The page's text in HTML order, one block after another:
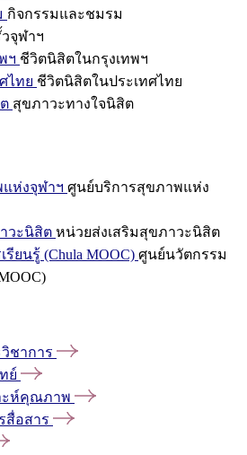
กิจกรรมและชมรม
จุฬาฯ
ฯ ชีวิตนิสิตในกรุงเทพฯ
ไทย ชีวิตนิสิตในประเทศไทย
สุขภาวะทางใจนิสิต
ห่งจุฬาฯ ศูนย์บริการสุขภาพแห่ง
วะนิสิต หน่วยส่งเสริมสุขภาวะนิสิต
ยนรู้ (Chula MOOC) ศูนย์นวัตกรรม
ชาการ
ย์
ะห์คุณภาพ
สื่อสาร